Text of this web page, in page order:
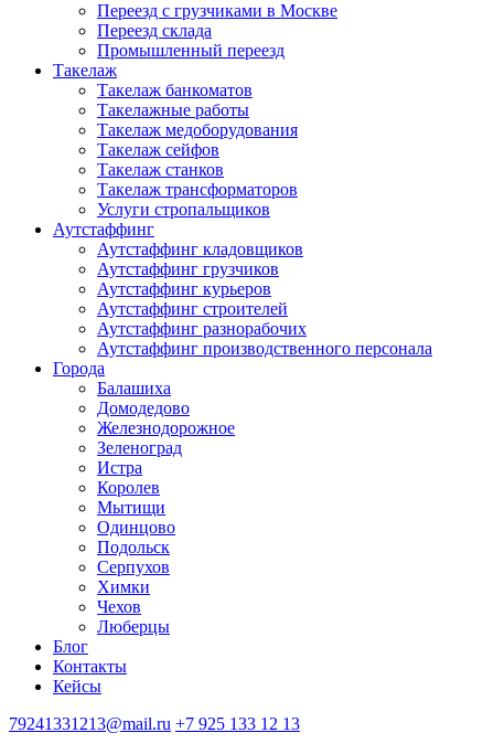
Переезд с грузчиками в Москве
Переезд склада
Промышленный переезд
Такелаж
Такелаж банкоматов
Такелажные работы
Такелаж медоборудования
Такелаж сейфов
Такелаж станков
Такелаж трансформаторов
Услуги стропальщиков
Аутстаффинг
Аутстаффинг кладовщиков
Аутстаффинг грузчиков
Аутстаффинг курьеров
Аутстаффинг строителей
Аутстаффинг разнорабочих
Аутстаффинг производственного персонала
Города
Балашиха
Домодедово
Железнодорожное
Зеленоград
Истра
Королев
Мытищи
Одинцово
Подольск
Серпухов
Химки
Чехов
Люберцы
Блог
Контакты
Кейсы
79241331213@mail.ru +7 925 133 12 13